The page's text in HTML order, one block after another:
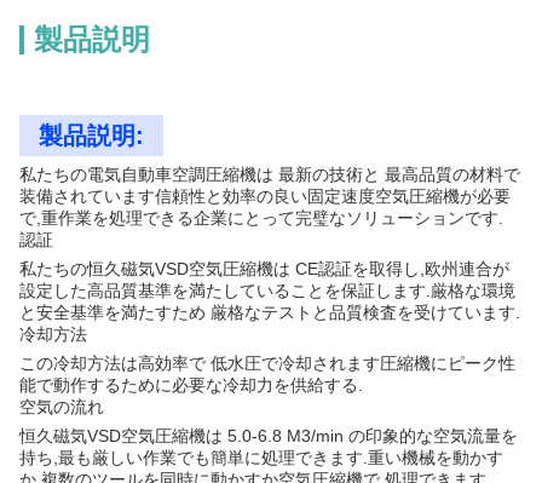
製品説明
製品説明:
私たちの電気自動車空調圧縮機は 最新の技術と 最高品質の材料で
装備されています信頼性と効率の良い固定速度空気圧縮機が必要
で,重作業を処理できる企業にとって完璧なソリューションです.
認証
私たちの恒久磁気VSD空気圧縮機は CE認証を取得し,欧州連合が
設定した高品質基準を満たしていることを保証します.厳格な環境
と安全基準を満たすため 厳格なテストと品質検査を受けています.
冷却方法
この冷却方法は高効率で 低水圧で冷却されます圧縮機にピーク性
能で動作するために必要な冷却力を供給する.
空気の流れ
恒久磁気VSD空気圧縮機は 5.0-6.8 M3/min の印象的な空気流量を
持ち,最も厳しい作業でも簡単に処理できます.重い機械を動かす